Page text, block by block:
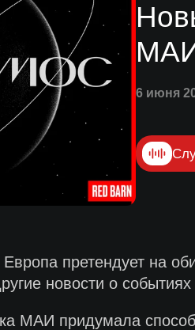
6 июня
претендует на
новости о
МАИ придумала